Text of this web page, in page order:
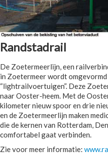
Randstadrail
De Zoetermeerlijn, een
in Zoetermeer wordt
“lightrailvoertuigen”. Deze
naar Ooster-heem. Met de
kilometer nieuw spoor en drie
en de Zoetermeerlijn maken
die de kernen van Rotterdam,
comfortabel gaat verbinden.
Zie voor meer informatie: